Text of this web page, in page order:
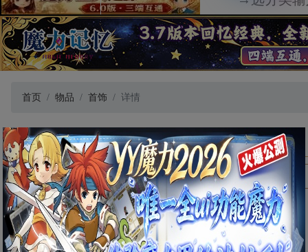
首页 物品 首饰 详情
诺蔚尔庇护戒指[ 数据有误？点我修改 ]
物品类别 首饰